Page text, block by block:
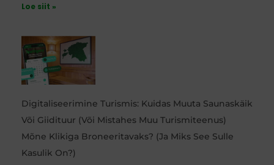
Loe siit »
Digitaliseerimine Turismis: Kuidas Muuta Saunaskäik
Või Giidituur (või Mistahes Muu Turismiteenus)
Mõne Klikiga Broneeritavaks? (Ja Miks See Sulle
Kasulik On?)